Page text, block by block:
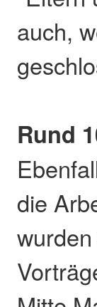
auch,
Rund
die